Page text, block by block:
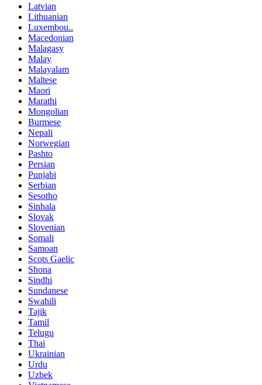
Latvian
Lithuanian
Luxembou..
Macedonian
Malagasy
Malay
Malayalam
Maltese
Maori
Marathi
Mongolian
Burmese
Nepali
Norwegian
Pashto
Persian
Punjabi
Serbian
Sesotho
Sinhala
Slovak
Slovenian
Somali
Samoan
Scots Gaelic
Shona
Sindhi
Sundanese
Swahili
Tajik
Tamil
Telugu
Thai
Ukrainian
Urdu
Uzbek